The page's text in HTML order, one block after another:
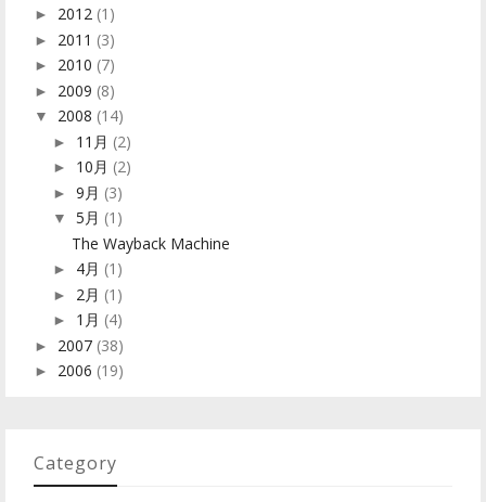
► 2012 (1)
► 2011 (3)
► 2010 (7)
► 2009 (8)
▼ 2008 (14)
► 11月 (2)
► 10月 (2)
► 9月 (3)
▼ 5月 (1)
The Wayback Machine
► 4月 (1)
► 2月 (1)
► 1月 (4)
► 2007 (38)
► 2006 (19)
Category